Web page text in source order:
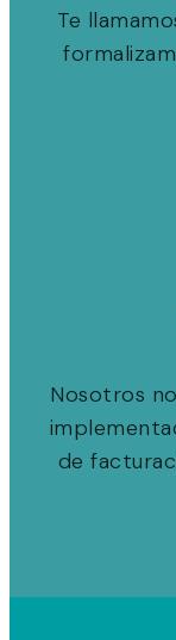
Te
Nosotros
de